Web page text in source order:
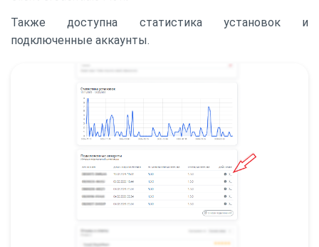
Также доступна статистика установок и
подключенные аккаунты.